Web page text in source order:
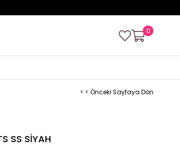
0
< < Önceki Sayfaya Dön
SS SİYAH